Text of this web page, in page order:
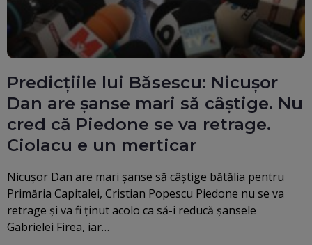
Predicțiile lui Băsescu: Nicușor
Dan are șanse mari să câștige. Nu
cred că Piedone se va retrage.
Ciolacu e un merticar
Nicuşor Dan are mari şanse să câştige bătălia pentru
Primăria Capitalei, Cristian Popescu Piedone nu se va
retrage și va fi ținut acolo ca să-i reducă șansele
Gabrielei Firea, iar…